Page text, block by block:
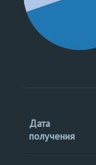
Дата
получения